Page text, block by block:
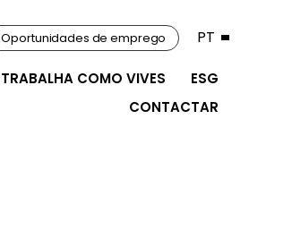
TRABALHA COMO VIVES
ESG
CONTACTAR
Oportunidades de emprego PT